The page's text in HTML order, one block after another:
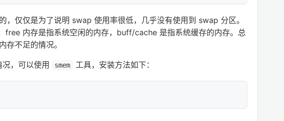
，仅仅是为了说明 swap 使用率很低，几乎没有使用到 swap 分区。
free 内存是指系统空闲的内存，buff/cache 是指系统缓存的内存。总
存不足的情况。
，可以使用 smem 工具，安装方法如下：